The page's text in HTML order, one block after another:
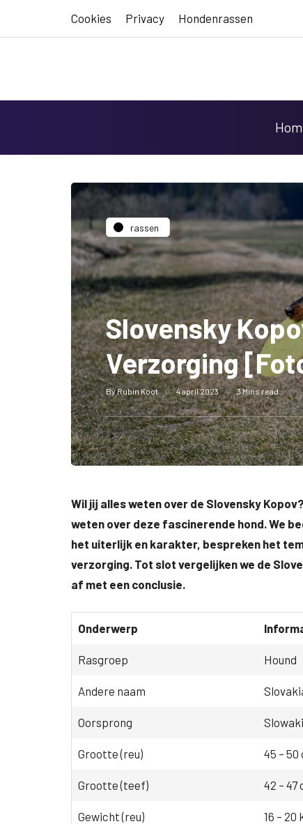
Cookies Privacy Hondenrassen
rassen
Slovensky
Verzorging
ByRubin Koot 4 april 2023 3 Mins read
Wil jij alles weten over de Slovensky
weten over deze fascinerende hond. We
het uiterlijk en karakter, bespreken het
verzorging. Tot slot vergelijken we de
af met een conclusie.
Onderwerp
Rasgroep Hound
Andere naam
Oorsprong
Grootte (reu) 45 – 50
Grootte (teef) 42 – 47
Gewicht (reu) 16 – 20